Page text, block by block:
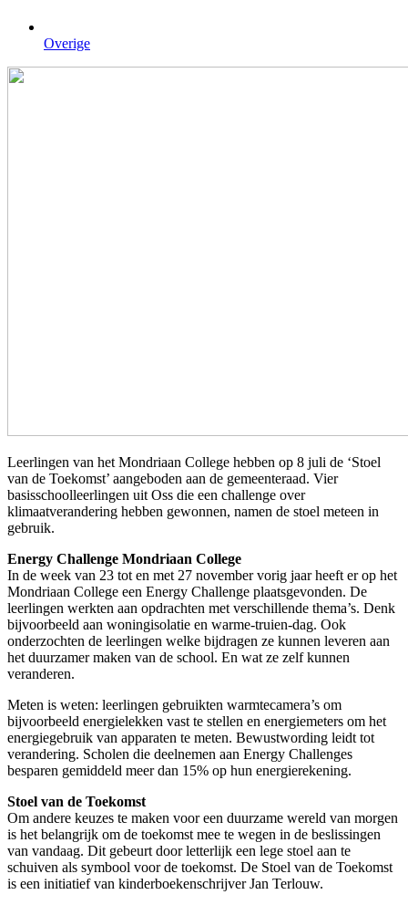
Overige
Leerlingen van het Mondriaan College hebben op 8 juli de ‘Stoel
van de Toekomst’ aangeboden aan de gemeenteraad. Vier
basisschoolleerlingen uit Oss die een challenge over
klimaatverandering hebben gewonnen, namen de stoel meteen in
gebruik.
Energy Challenge Mondriaan College
In de week van 23 tot en met 27 november vorig jaar heeft er op het
Mondriaan College een Energy Challenge plaatsgevonden. De
leerlingen werkten aan opdrachten met verschillende thema’s. Denk
bijvoorbeeld aan woningisolatie en warme-truien-dag. Ook
onderzochten de leerlingen welke bijdragen ze kunnen leveren aan
het duurzamer maken van de school. En wat ze zelf kunnen
veranderen.
Meten is weten: leerlingen gebruikten warmtecamera’s om
bijvoorbeeld energielekken vast te stellen en energiemeters om het
energiegebruik van apparaten te meten. Bewustwording leidt tot
verandering. Scholen die deelnemen aan Energy Challenges
besparen gemiddeld meer dan 15% op hun energierekening.
Stoel van de Toekomst
Om andere keuzes te maken voor een duurzame wereld van morgen
is het belangrijk om de toekomst mee te wegen in de beslissingen
van vandaag. Dit gebeurt door letterlijk een lege stoel aan te
schuiven als symbool voor de toekomst. De Stoel van de Toekomst
is een initiatief van kinderboekenschrijver Jan Terlouw.